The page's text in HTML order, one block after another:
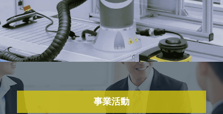
事業活動